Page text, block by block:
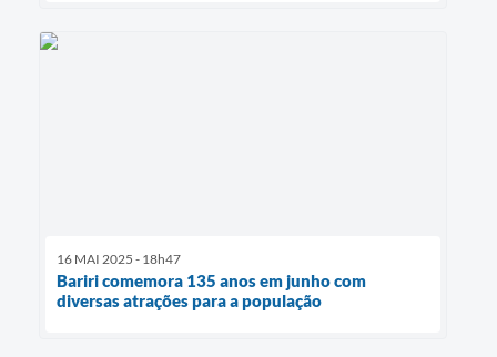
16 MAI 2025 - 18h47
Bariri comemora 135 anos em junho com
diversas atrações para a população